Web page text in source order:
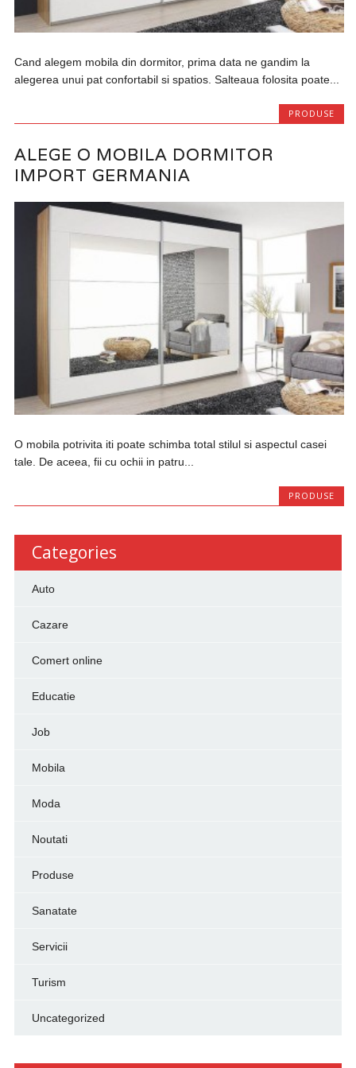
Cand alegem mobila din dormitor, prima data ne gandim la
alegerea unui pat confortabil si spatios. Salteaua folosita poate...
PRODUSE
ALEGE O MOBILA DORMITOR
IMPORT GERMANIA
O mobila potrivita iti poate schimba total stilul si aspectul casei
tale. De aceea, fii cu ochii in patru...
PRODUSE
Categories
Auto
Cazare
Comert online
Educatie
Job
Mobila
Moda
Noutati
Produse
Sanatate
Servicii
Turism
Uncategorized